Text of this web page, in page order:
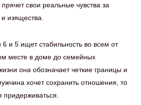
свои реальные чувства за
изящества.
и 5 ищет стабильность во всем от
месте в доме до семейных
она обозначает четкие границы и
хочет сохранить отношения, то
придерживаться.